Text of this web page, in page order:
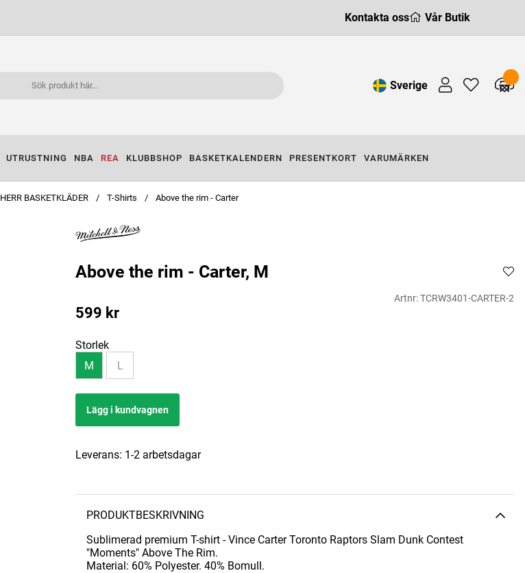
Kontakta oss Vår Butik
Sverige
UTRUSTNING NBA REA KLUBBSHOP BASKETKALENDERN PRESENTKORT VARUMÄRKEN
HERR BASKETKLÄDER T-Shirts Above the rim - Carter
Above the rim - Carter, M
Artnr:TCRW3401-CARTER-2
599 kr
Storlek
M
L
Lägg i kundvagnen
Leverans: 1-2 arbetsdagar
PRODUKTBESKRIVNING
Sublimerad premium T-shirt - Vince Carter Toronto Raptors Slam Dunk Contest
"Moments" Above The Rim.
Material: 60% Polyester. 40% Bomull.